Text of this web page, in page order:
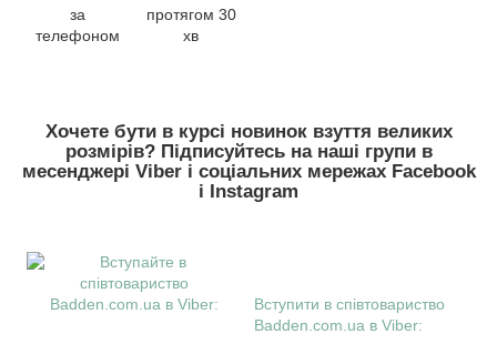
за
телефоном
протягом 30
хв
Хочете бути в курсі новинок взуття великих
розмірів? Підписуйтесь на наші групи в
месенджері Viber і соціальних мережах Facebook
і Instagram
Вступити в співтовариство
Badden.com.ua в Viber: